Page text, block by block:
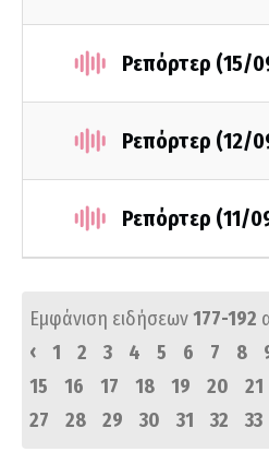
Ρεπόρτερ (15/
Ρεπόρτερ (12/
Ρεπόρτερ (11/
Εμφάνιση ειδήσεων177-192
‹
1 2 3 4 5 6 7 8
15
16 17 18 19 20 21
27
28 29 30 31 32 33